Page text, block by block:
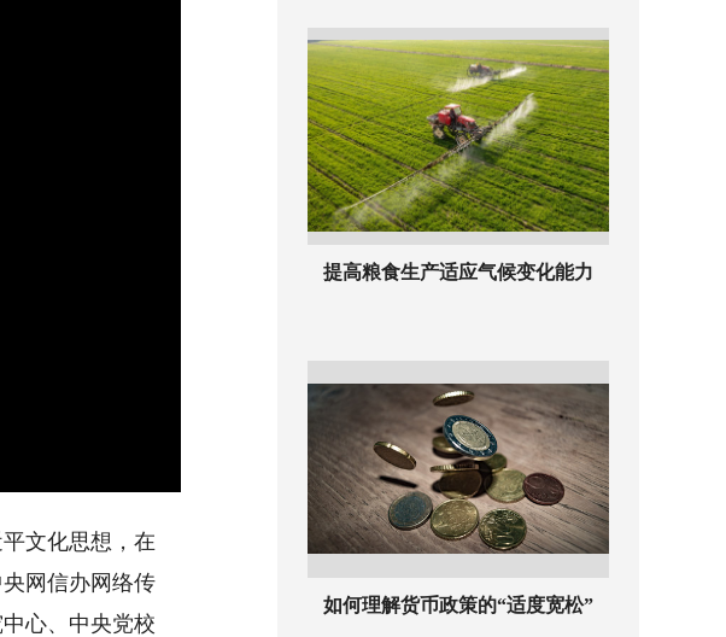
文化思想，在
网信办网络传
心、中央党校
提高粮食生产适应气候变化能力
如何理解货币政策的“适度宽松”